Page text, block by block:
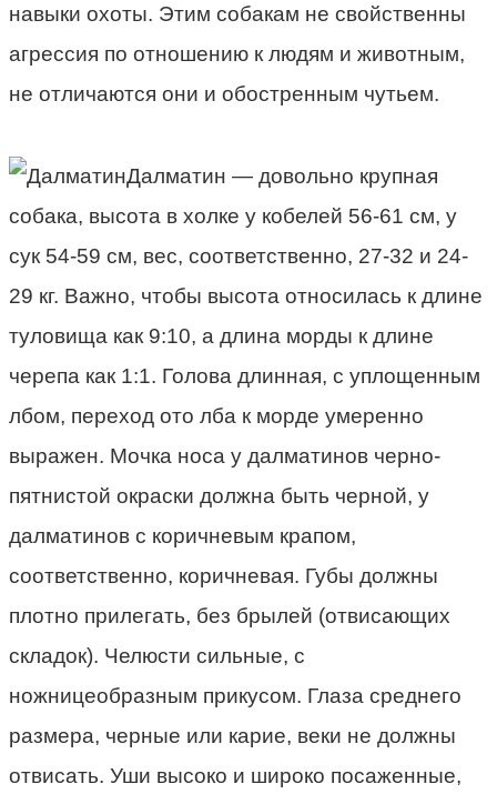
навыки охоты. Этим собакам не свойственны
агрессия по отношению к людям и животным,
не отличаются они и обостренным чутьем.
Далматин — довольно крупная
собака, высота в холке у кобелей 56-61 см, у
сук 54-59 см, вес, соответственно, 27-32 и 24-
29 кг. Важно, чтобы высота относилась к длине
туловища как 9:10, а длина морды к длине
черепа как 1:1. Голова длинная, с уплощенным
лбом, переход ото лба к морде умеренно
выражен. Мочка носа у далматинов черно-
пятнистой окраски должна быть черной, у
далматинов с коричневым крапом,
соответственно, коричневая. Губы должны
плотно прилегать, без брылей (отвисающих
складок). Челюсти сильные, с
ножницеобразным прикусом. Глаза среднего
размера, черные или карие, веки не должны
отвисать. Уши высоко и широко посаженные,